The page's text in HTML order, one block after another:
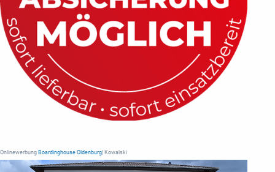
Onlinewerbung Boardinghouse Oldenburg | Kowalski